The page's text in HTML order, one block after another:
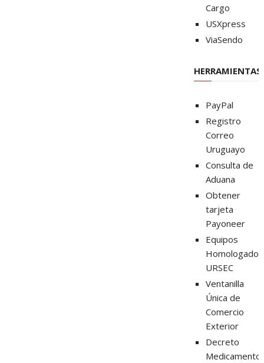
Cargo
USXpress
ViaSendo
HERRAMIENTAS
PayPal
Registro
Correo
Uruguayo
Consulta de
Aduana
Obtener
tarjeta
Payoneer
Equipos
Homologados
URSEC
Ventanilla
Única de
Comercio
Exterior
Decreto